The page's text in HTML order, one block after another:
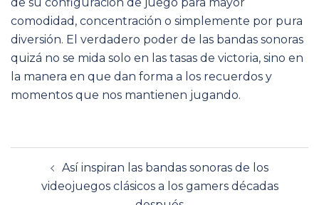
comodidad, concentración o simplemente por pura
diversión. El verdadero poder de las bandas sonoras
quizá no se mida solo en las tasas de victoria, sino en
la manera en que dan forma a los recuerdos y
momentos que nos mantienen jugando.
entradas
Así inspiran las bandas sonoras de los
videojuegos clásicos a los gamers décadas